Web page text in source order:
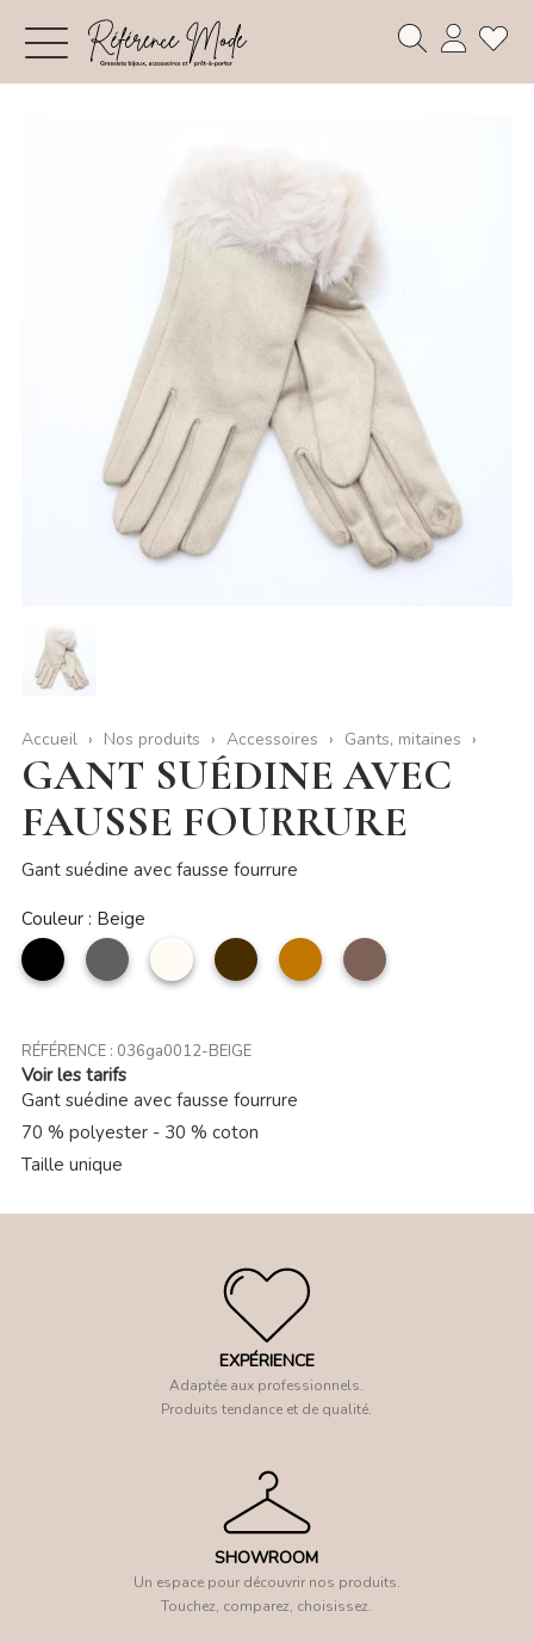
Accueil Nos produits Accessoires Gants, mitaines
GANT SUÉDINE AVEC
FAUSSE FOURRURE
Gant suédine avec fausse fourrure
Couleur : Beige
noir Gris Beige Café camel taupe
RÉFÉRENCE : 036ga0012-BEIGE
Voir les tarifs
Gant suédine avec fausse fourrure
70 % polyester - 30 % coton
Taille unique
EXPÉRIENCE
Adaptée aux professionnels.
Produits tendance et de qualité.
SHOWROOM
Un espace pour découvrir nos produits.
Touchez, comparez, choisissez.